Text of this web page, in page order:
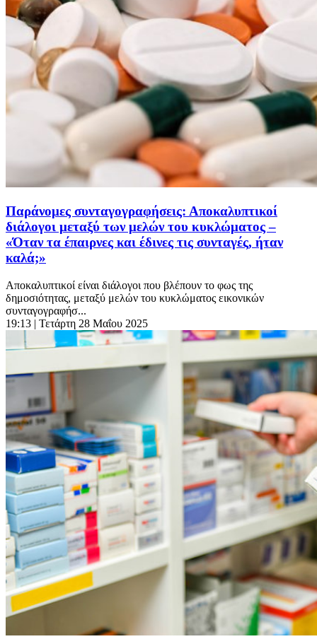
Παράνομες συνταγογραφήσεις: Αποκαλυπτικοί
διάλογοι μεταξύ των μελών του κυκλώματος –
«Όταν τα έπαιρνες και έδινες τις συνταγές, ήταν
καλά;»
Αποκαλυπτικοί είναι διάλογοι που βλέπουν το φως της
δημοσιότητας, μεταξύ μελών του κυκλώματος εικονικών
συνταγογραφήσ...
19:13 | Τετάρτη 28 Μαΐου 2025